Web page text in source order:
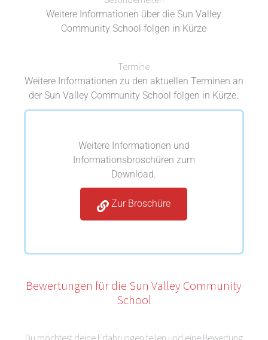
Weitere Informationen über die Sun Valley
Community School folgen in Kürze
Termine
Weitere Informationen zu den aktuellen Terminen an
der Sun Valley Community School folgen in Kürze.
Weitere Informationen und
Informationsbroschüren zum
Download.
Zur Broschüre
Bewertungen für die Sun Valley Community
School
Du möchtest deine Erfahrungen teilen und eine Bewertung